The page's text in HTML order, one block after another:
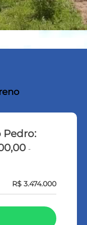
Pedro:
-
R$ 3.474.000